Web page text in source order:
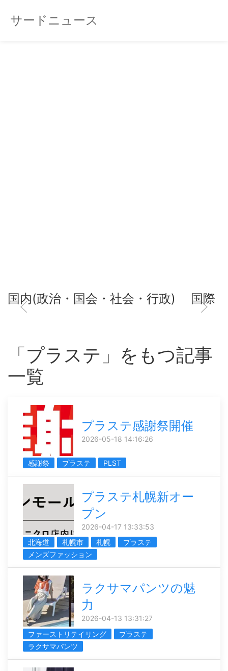
サードニュース
国内(政治・国会・社会・行政) 国際
「プラステ」をもつ記事
一覧
プラステ感謝祭開催
2026-05-18 14:16:26
感謝祭 プラステ PLST
プラステ札幌新オー
プン
2026-04-17 13:33:53
北海道
札幌市 札幌
プラステ
メンズファッション
ラクサマパンツの魅
力
2026-04-13 13:31:27
ファーストリテイリング
プラステ
ラクサマパンツ